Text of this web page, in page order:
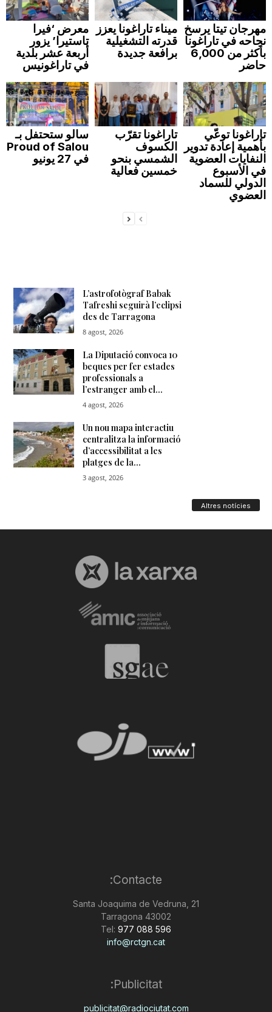
معرض ‘فيرا
تاستيرا’ يزور
أربعة عشر بلدية
في تاراغونيس
ميناء تاراغونا يعزز
قدرته التشغيلية
برافعة جديدة
مهرجان تيتا يرسخ
نجاحه في تاراغونا
بأكثر من 6,000
حاضر
سالو ستحتفل بـ
Proud of Salou
في 27 يونيو
تاراغونا تقرّب
الكسوف
الشمسي بنحو
خمسين فعالية
تاراغونا توعّي
بأهمية إعادة تدوير
النفايات العضوية
في الأسبوع
الدولي للسماد
العضوي
Altres notícies
Contacte:
Santa Joaquima de Vedruna, 21
43002 Tarragona
Tel: 977 088 596
info@rctgn.cat
Publicitat:
publicitat@radiociutat.com